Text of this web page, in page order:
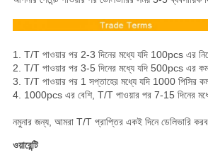
1. T/T পাওয়ার পর 2-3 দিনের মধ্যে যদি 100pcs এর
2. T/T পাওয়ার পর 3-5 দিনের মধ্যে যদি 500pcs এর
3. T/T পাওয়ার পর 1 সপ্তাহের মধ্যে যদি 1000 পিসির
4. 1000pcs এর বেশি, T/T পাওয়ার পর 7-15 দিনের
নমুনার জন্য, আমরা T/T প্রাপ্তির একই দিনে ডেলিভারি
ওয়ারেন্টি